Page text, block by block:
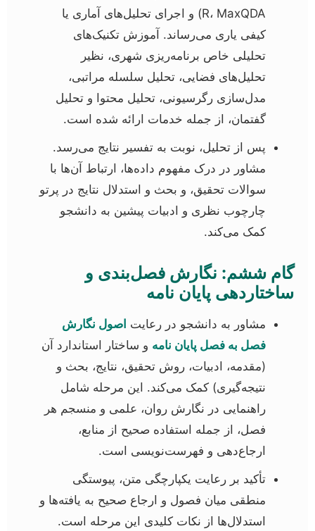
R، MaxQDA) و اجرای تحلیل‌های آماری یا
کیفی یاری می‌رساند. آموزش تکنیک‌های
تحلیلی خاص برنامه‌ریزی شهری، نظیر
تحلیل‌های فضایی، تحلیل سلسله مراتبی،
مدل‌سازی رگرسیونی، تحلیل محتوا و تحلیل
گفتمان، از جمله خدمات ارائه شده است.
پس از تحلیل، نوبت به تفسیر نتایج می‌رسد.
مشاور در درک مفهوم داده‌ها، ارتباط آن‌ها با
سوالات تحقیق، و بحث و استدلال نتایج در پرتو
چارچوب نظری و ادبیات پیشین به دانشجو
کمک می‌کند.
گام ششم: نگارش فصل‌بندی و
ساختاردهی پایان نامه
مشاور به دانشجو در رعایت اصول نگارش
فصل به فصل پایان نامه و ساختار استاندارد آن
(مقدمه، ادبیات، روش تحقیق، نتایج، بحث و
نتیجه‌گیری) کمک می‌کند. این مرحله شامل
راهنمایی در نگارش روان، علمی و منسجم هر
فصل، از جمله استفاده صحیح از منابع،
ارجاع‌دهی و فهرست‌نویسی است.
تأکید بر رعایت یکپارچگی متن، پیوستگی
منطقی میان فصول و ارجاع صحیح به یافته‌ها و
استدلال‌ها از نکات کلیدی این مرحله است.